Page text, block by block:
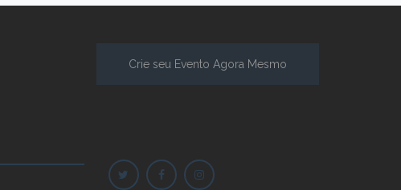
Crie seu Evento Agora Mesmo